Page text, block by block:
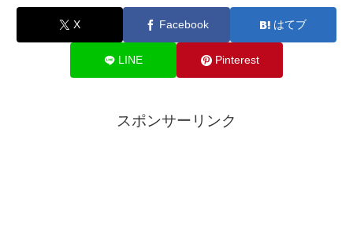
X Facebook はてブ
LINE Pinterest
スポンサーリンク